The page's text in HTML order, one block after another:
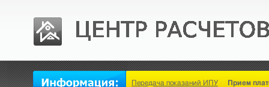
Передача показаний ИПУ Прием